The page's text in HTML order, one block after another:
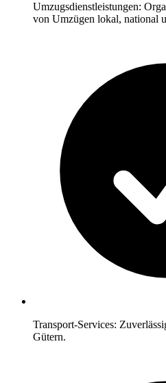
Umzugsdienstleistungen:
von Umzügen lokal, national
Transport-Services:
Gütern.